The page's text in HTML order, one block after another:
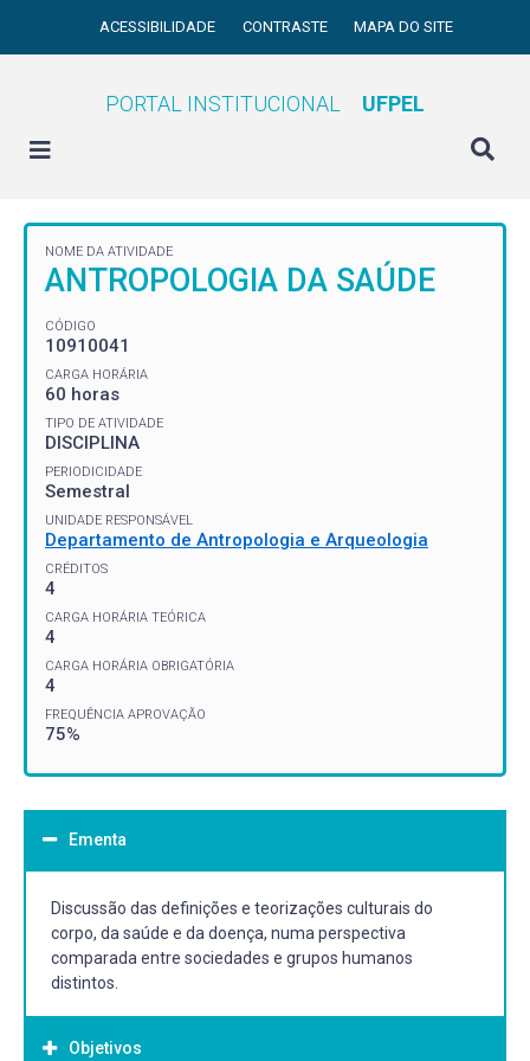
ACESSIBILIDADE CONTRASTE MAPA DO SITE
PORTAL INSTITUCIONAL UFPEL
NOME DA ATIVIDADE
ANTROPOLOGIA DA SAÚDE
CÓDIGO
10910041
CARGA HORÁRIA
60 horas
TIPO DE ATIVIDADE
DISCIPLINA
PERIODICIDADE
Semestral
UNIDADE RESPONSÁVEL
Departamento de Antropologia e Arqueologia
CRÉDITOS
4
CARGA HORÁRIA TEÓRICA
4
CARGA HORÁRIA OBRIGATÓRIA
4
FREQUÊNCIA APROVAÇÃO
75%
Ementa
Discussão das definições e teorizações culturais do
corpo, da saúde e da doença, numa perspectiva
comparada entre sociedades e grupos humanos
distintos.
Objetivos